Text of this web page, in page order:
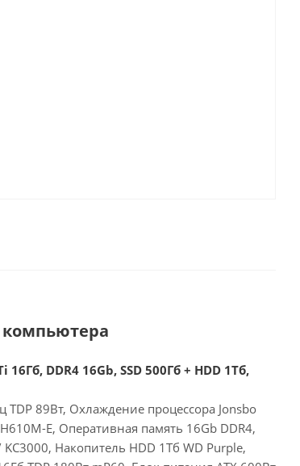
DDR4 16Gb, SSD 500Гб + HDD 1Тб,
TDP 89Вт, Охлаждение процессора Jonsbo
E, Оперативная память 16Gb DDR4,
Накопитель HDD 1Тб WD Purple,